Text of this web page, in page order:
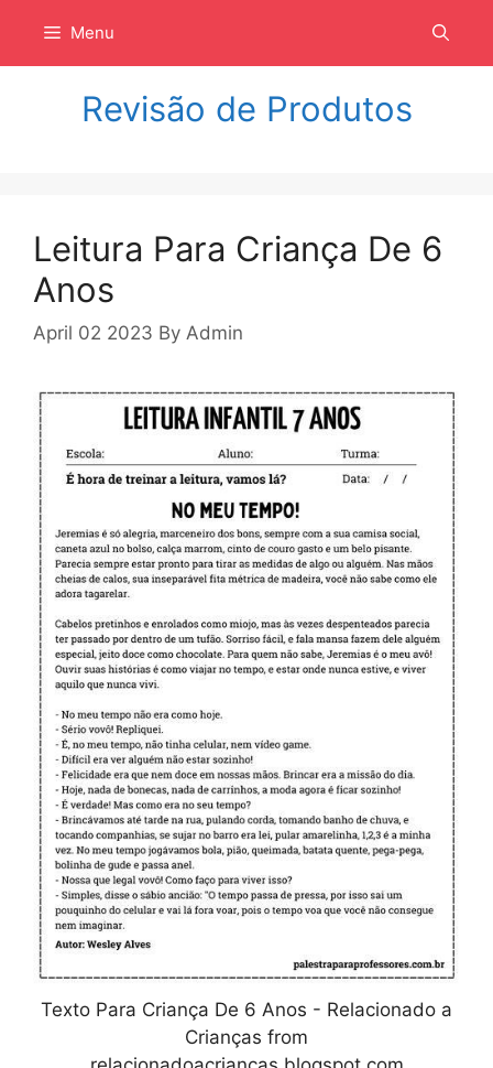
isi
Menu
Revisão de Produtos
Leitura Para Criança De 6
Anos
April 02 2023 By Admin
Texto Para Criança De 6 Anos - Relacionado a
Crianças from